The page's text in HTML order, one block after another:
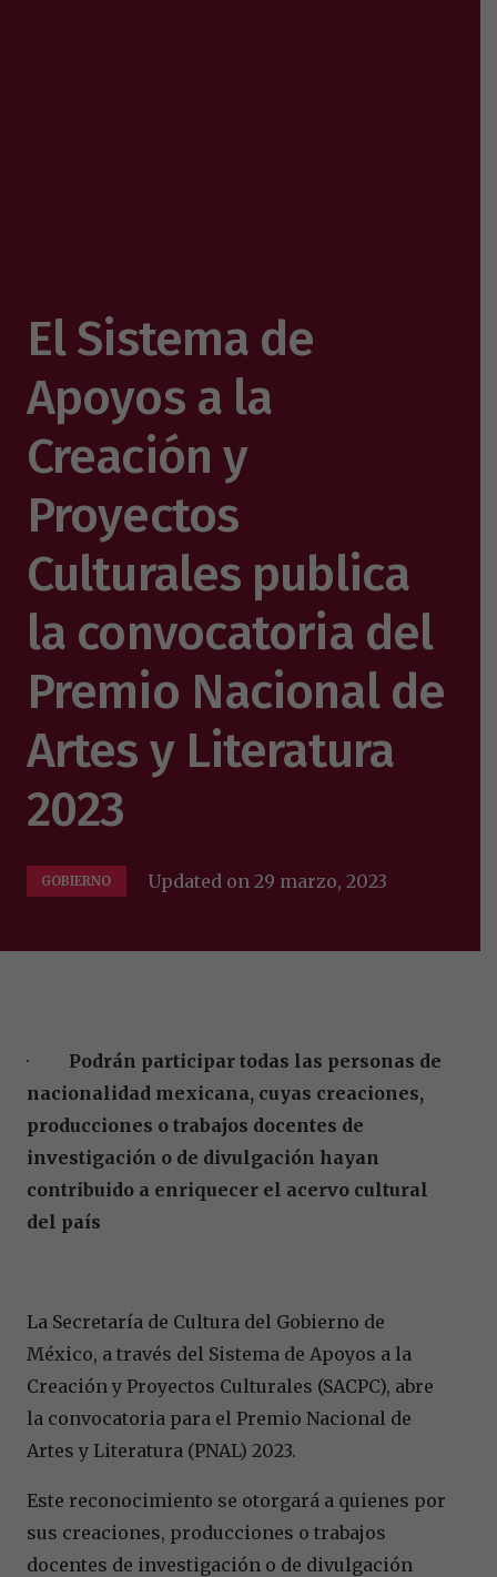
El Sistema de
Apoyos a la
Creación y
Proyectos
Culturales publica
la convocatoria del
Premio Nacional de
Artes y Literatura
2023
GOBIERNO Updated on29 marzo, 2023
· Podrán participar todas las personas de
nacionalidad mexicana, cuyas creaciones,
producciones o trabajos docentes de
investigación o de divulgación hayan
contribuido a enriquecer el acervo cultural
del país
La Secretaría de Cultura del Gobierno de
México, a través del Sistema de Apoyos a la
Creación y Proyectos Culturales (SACPC), abre
la convocatoria para el Premio Nacional de
Artes y Literatura (PNAL) 2023.
Este reconocimiento se otorgará a quienes por
sus creaciones, producciones o trabajos
docentes de investigación o de divulgación